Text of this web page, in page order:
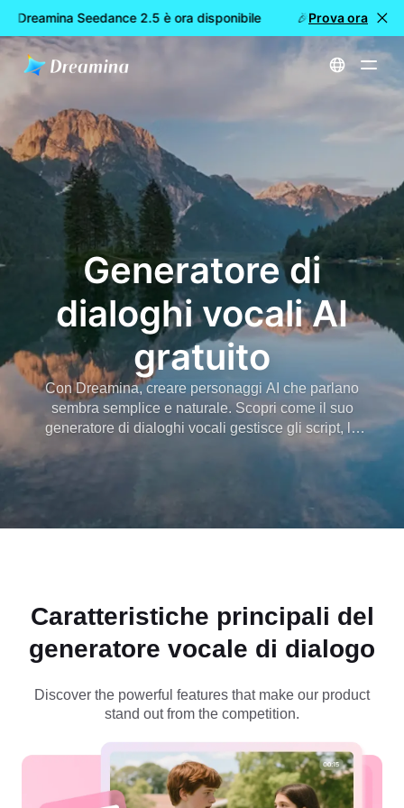
Dreamina Seedance 2.5 è ora disponibile 🎉 Nuovo modello
Prova ora
Home Strumenti Generatore di dialoghi vocali AI gratuito
Generatore di
dialoghi vocali AI
gratuito
Con Dreamina, creare personaggi AI che parlano
sembra semplice e naturale. Scopri come il suo
generatore di dialoghi vocali gestisce gli script, la
direzione emotiva e la consegna realistica, il tutto
Caratteristiche principali del
generatore vocale di dialogo
Discover the powerful features that make our product
stand out from the competition.